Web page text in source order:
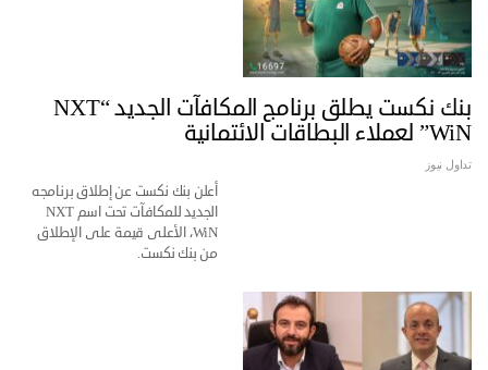
بنك نكست يطلق برنامج المكافآت الجديد “NXT
WiN” لعملاء البطاقات الائتمانية
تداول نيوز
أعلن بنك نكست عن إطلاق برنامجه
الجديد للمكافآت تحت اسم NXT
WiN، الأعلى قيمة على الإطلاق
من بنك نكست.